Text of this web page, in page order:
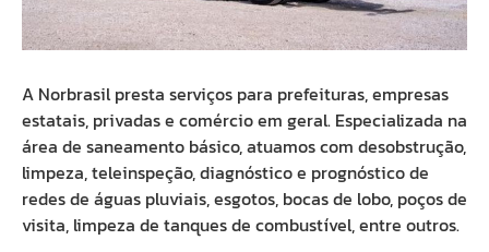
A Norbrasil presta serviços para prefeituras, empresas
estatais, privadas e comércio em geral. Especializada na
área de saneamento básico, atuamos com desobstrução,
limpeza, teleinspeção, diagnóstico e prognóstico de
redes de águas pluviais, esgotos, bocas de lobo, poços de
visita, limpeza de tanques de combustível, entre outros.